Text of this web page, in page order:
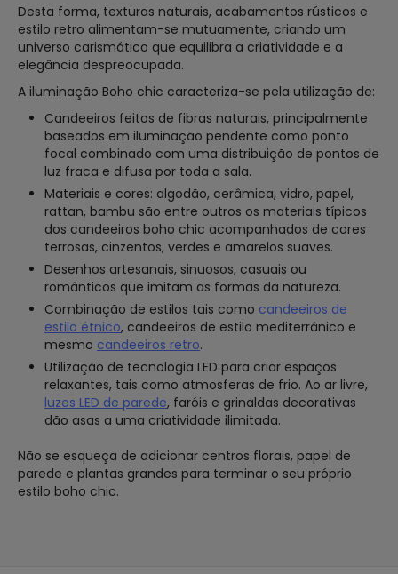
Desta forma, texturas naturais, acabamentos rústicos e
estilo retro alimentam-se mutuamente, criando um
universo carismático que equilibra a criatividade e a
elegância despreocupada.
A iluminação Boho chic caracteriza-se pela utilização de:
Candeeiros feitos de fibras naturais, principalmente
baseados em iluminação pendente como ponto
focal combinado com uma distribuição de pontos de
luz fraca e difusa por toda a sala.
Materiais e cores: algodão, cerâmica, vidro, papel,
rattan, bambu são entre outros os materiais típicos
dos candeeiros boho chic acompanhados de cores
terrosas, cinzentos, verdes e amarelos suaves.
Desenhos artesanais, sinuosos, casuais ou
românticos que imitam as formas da natureza.
Combinação de estilos tais como candeeiros de
estilo étnico, candeeiros de estilo mediterrânico e
mesmo candeeiros retro.
Utilização de tecnologia LED para criar espaços
relaxantes, tais como atmosferas de frio. Ao ar livre,
luzes LED de parede, faróis e grinaldas decorativas
dão asas a uma criatividade ilimitada.
Não se esqueça de adicionar centros florais, papel de
parede e plantas grandes para terminar o seu próprio
estilo boho chic.